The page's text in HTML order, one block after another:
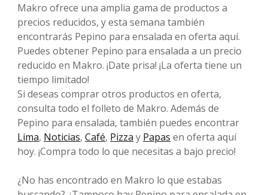
Makro ofrece una amplia gama de productos a
precios reducidos, y esta semana también
encontrarás Pepino para ensalada en oferta aquí.
Puedes obtener Pepino para ensalada a un precio
reducido en Makro. ¡Date prisa! ¡La oferta tiene un
tiempo limitado!
Si deseas comprar otros productos en oferta,
consulta todo el folleto de Makro. Además de
Pepino para ensalada, también puedes encontrar
Lima, Noticias, Café, Pizza y Papas en oferta aquí
hoy. ¡Compra todo lo que necesitas a bajo precio!
¿No has encontrado en Makro lo que estabas